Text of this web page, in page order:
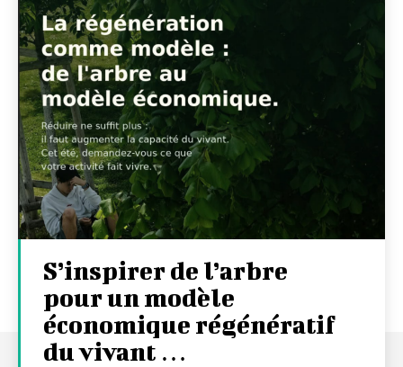
S’inspirer de l’arbre
pour un modèle
économique régénératif
du vivant …